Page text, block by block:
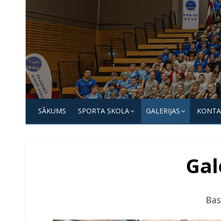
to
content
Jūrmalas
Sporta
skola
SĀKUMS SPORTA SKOLA GALERIJAS